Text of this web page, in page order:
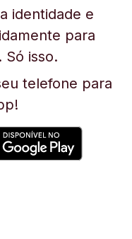
identidade e
para
Só isso.
telefone para